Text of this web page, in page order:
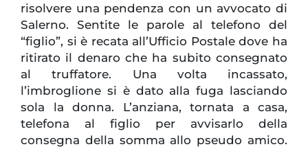
risolvere una pendenza con un avvocato di
Salerno. Sentite le parole al telefono del
“figlio”, si è recata all’Ufficio Postale dove ha
ritirato il denaro che ha subito consegnato
al truffatore. Una volta incassato,
l’imbroglione si è dato alla fuga lasciando
sola la donna. L’anziana, tornata a casa,
telefona al figlio per avvisarlo della
consegna della somma allo pseudo amico.